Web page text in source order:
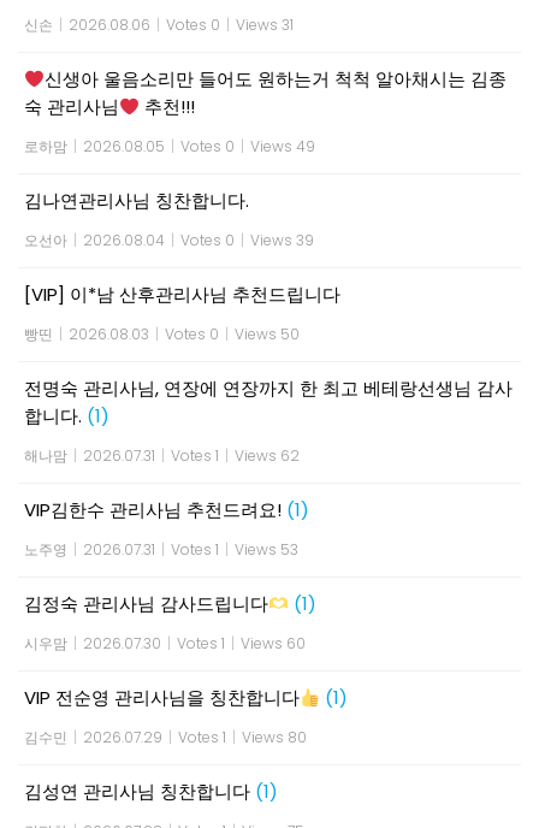
신손 | 2026.08.06 | Votes 0 | Views 31
신생아 울음소리만 들어도 원하는거 척척 알아채시는 김종
숙 관리사님
추천!!!
로하맘 | 2026.08.05 | Votes 0 | Views 49
김나연관리사님 칭찬합니다.
오선아 | 2026.08.04 | Votes 0 | Views 39
[VIP] 이*남 산후관리사님 추천드립니다
빵띤 | 2026.08.03 | Votes 0 | Views 50
전명숙 관리사님, 연장에 연장까지 한 최고 베테랑선생님 감사
합니다. (1)
해나맘 | 2026.07.31 | Votes 1 | Views 62
VIP김한수 관리사님 추천드려요! (1)
노주영 | 2026.07.31 | Votes 1 | Views 53
김정숙 관리사님 감사드립니다 (1)
시우맘 | 2026.07.30 | Votes 1 | Views 60
VIP 전순영 관리사님을 칭찬합니다 (1)
김수민 | 2026.07.29 | Votes 1 | Views 80
김성연 관리사님 칭찬합니다 (1)